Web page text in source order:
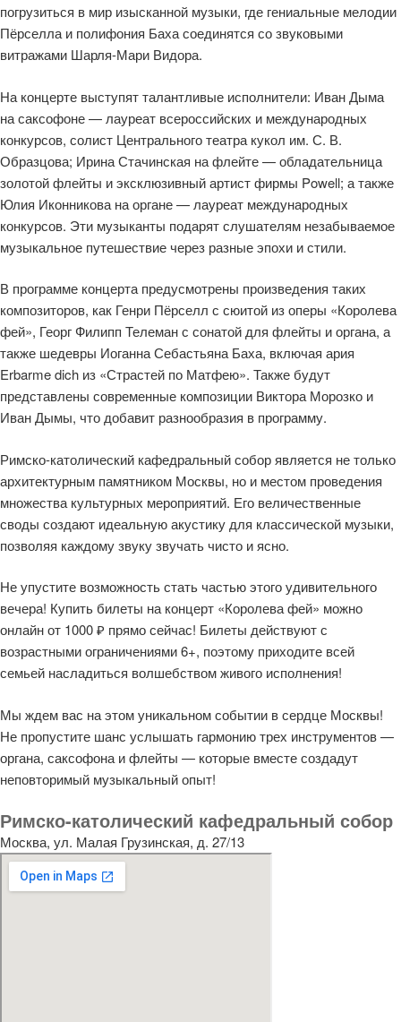
погрузиться в мир изысканной музыки, где гениальные мелодии
Пёрселла и полифония Баха соединятся со звуковыми
витражами Шарля-Мари Видора.
На концерте выступят талантливые исполнители: Иван Дыма
на саксофоне — лауреат всероссийских и международных
конкурсов, солист Центрального театра кукол им. С. В.
Образцова; Ирина Стачинская на флейте — обладательница
золотой флейты и эксклюзивный артист фирмы Powell; а также
Юлия Иконникова на органе — лауреат международных
конкурсов. Эти музыканты подарят слушателям незабываемое
музыкальное путешествие через разные эпохи и стили.
В программе концерта предусмотрены произведения таких
композиторов, как Генри Пёрселл с сюитой из оперы «Королева
фей», Георг Филипп Телеман с сонатой для флейты и органа, а
также шедевры Иоганна Себастьяна Баха, включая ария
Erbarme dich из «Страстей по Матфею». Также будут
представлены современные композиции Виктора Морозко и
Иван Дымы, что добавит разнообразия в программу.
Римско-католический кафедральный собор является не только
архитектурным памятником Москвы, но и местом проведения
множества культурных мероприятий. Его величественные
своды создают идеальную акустику для классической музыки,
позволяя каждому звуку звучать чисто и ясно.
Не упустите возможность стать частью этого удивительного
вечера! Купить билеты на концерт «Королева фей» можно
онлайн от 1000 ₽ прямо сейчас! Билеты действуют с
возрастными ограничениями 6+, поэтому приходите всей
семьей насладиться волшебством живого исполнения!
Мы ждем вас на этом уникальном событии в сердце Москвы!
Не пропустите шанс услышать гармонию трех инструментов —
органа, саксофона и флейты — которые вместе создадут
неповторимый музыкальный опыт!
Римско-католический кафедральный собор
Москва, ул. Малая Грузинская, д. 27/13